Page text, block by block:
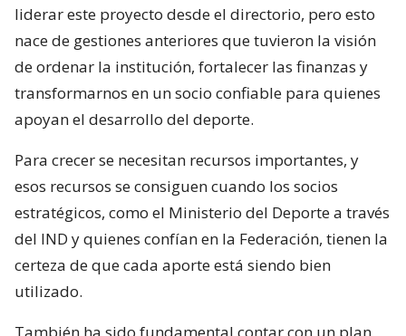
liderar este proyecto desde el directorio, pero esto
nace de gestiones anteriores que tuvieron la visión
de ordenar la institución, fortalecer las finanzas y
transformarnos en un socio confiable para quienes
apoyan el desarrollo del deporte.
Para crecer se necesitan recursos importantes, y
esos recursos se consiguen cuando los socios
estratégicos, como el Ministerio del Deporte a través
del IND y quienes confían en la Federación, tienen la
certeza de que cada aporte está siendo bien
utilizado.